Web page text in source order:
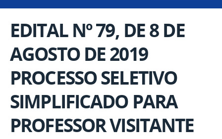
EDITAL Nº 79, DE 8 DE
AGOSTO DE 2019
PROCESSO SELETIVO
SIMPLIFICADO PARA
PROFESSOR VISITANTE